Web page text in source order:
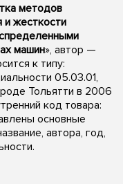
методов
и жесткости
машин», автор —
к типу:
05.03.01,
Тольятти в 2006
код товара:
основные
автора, год,